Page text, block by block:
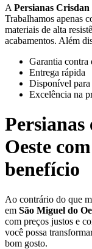
A Persianas Crisdan
Trabalhamos apenas
materiais de alta
acabamentos. Além
Garantia contra
Entrega rápida
Disponível
Excelência na
Persianas
Oeste
benefício
Ao contrário do que
em São Miguel do
com preços justos e
você possa
bom gosto.